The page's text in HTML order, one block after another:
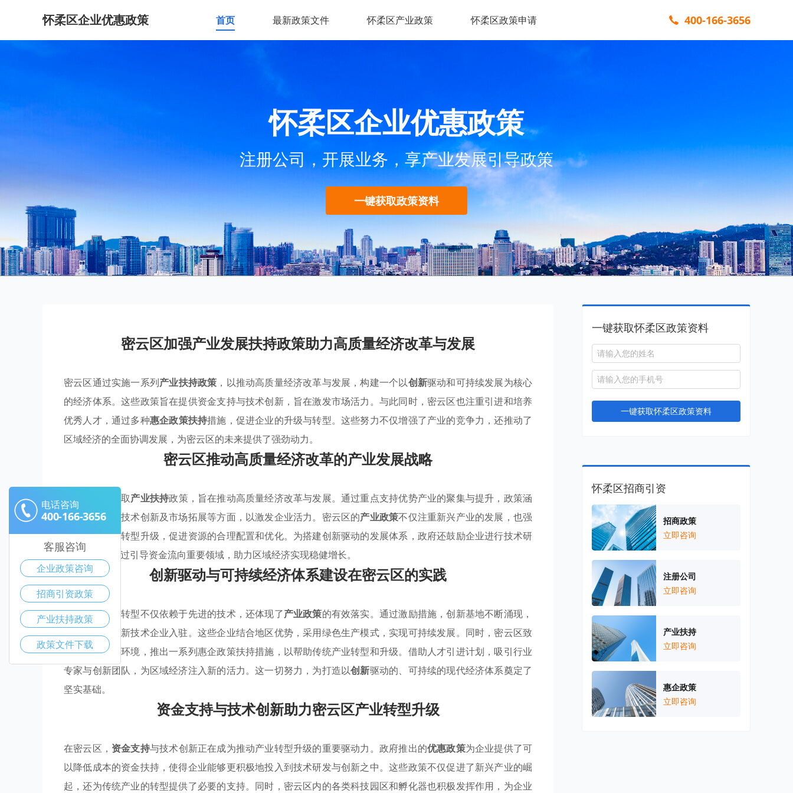
怀柔区企业优惠政策 首页 最新政策文件 怀柔区产业政策 怀柔区政策申请 400-166-3656
怀柔区企业优惠政策
注册公司，开展业务，享产业发展引导政策
一键获取政策资料
密云区加强产业发展扶持政策助力高质量经济改革与发展
密云区通过实施一系列产业扶持政策 ，以推动高质量经济改革与发展，构建一个以创新驱动和可持续发展为核心
的经济体系。这些政策旨在提供资金支持与技术创新，旨在激发市场活力。与此同时，密云区也注重引进和培养
优秀人才，通过多种惠企政策扶持措施，促进企业的升级与转型。这些努力不仅增强了产业的竞争力，还推动了
区域经济的全面协调发展，为密云区的未来提供了强劲动力。
密云区推动高质量经济改革的产业发展战略
密云区积极采取产业扶持政策，旨在推动高质量经济改革与发展。通过重点支持优势产业的聚集与提升，政策涵
盖资金投入、技术创新及市场拓展等方面，以激发企业活力。密云区的产业政策不仅注重新兴产业的发展，也强
调传统产业的转型升级，促进资源的合理配置和优化。为搭建创新驱动的发展体系，政府还鼓励企业进行技术研
发与合作，通过引导资金流向重要领域，助力区域经济实现稳健增长。
创新驱动与可持续经济体系建设在密云区的实践
密云区的经济转型不仅依赖于先进的技术，还体现了产业政策的有效落实。通过激励措施，创新基地不断涌现，
吸引了多家高新技术企业入驻。这些企业结合地区优势，采用绿色生产模式，实现可持续发展。同时，密云区致
力于优化营商环境，推出一系列惠企政策扶持措施，以帮助传统产业转型和升级。借助人才引进计划，吸引行业
专家与创新团队，为区域经济注入新的活力。这一切努力，为打造以创新驱动的、可持续的现代经济体系奠定了
坚实基础。
资金支持与技术创新助力密云区产业转型升级
在密云区， 资金支持与技术创新正在成为推动产业转型升级的重要驱动力。政府推出的优惠政策为企业提供了可
以降低成本的资金扶持，使得企业能够更积极地投入到技术研发与创新之中。这些政策不仅促进了新兴产业的崛
起，还为传统产业的转型提供了必要的支持。同时，密云区内的各类科技园区和孵化器也积极发挥作用，为企业
一键获取怀柔区政策资料
一键获取怀柔区政策资料
怀柔区招商引资
招商政策
立即咨询
注册公司
立即咨询
产业扶持
立即咨询
惠企政策
立即咨询
电话咨询
400-166-3656
客服咨询
企业政策咨询
招商引资政策
产业扶持政策
政策文件下载